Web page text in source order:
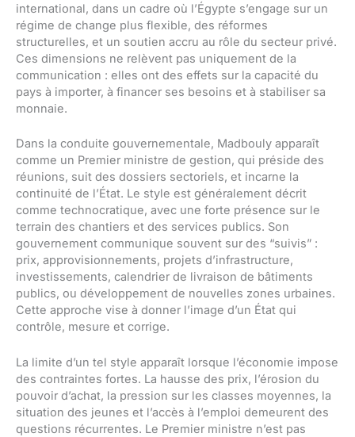
international, dans un cadre où l’Égypte s’engage sur un
régime de change plus flexible, des réformes
structurelles, et un soutien accru au rôle du secteur privé.
Ces dimensions ne relèvent pas uniquement de la
communication : elles ont des effets sur la capacité du
pays à importer, à financer ses besoins et à stabiliser sa
monnaie.
Dans la conduite gouvernementale, Madbouly apparaît
comme un Premier ministre de gestion, qui préside des
réunions, suit des dossiers sectoriels, et incarne la
continuité de l’État. Le style est généralement décrit
comme technocratique, avec une forte présence sur le
terrain des chantiers et des services publics. Son
gouvernement communique souvent sur des “suivis” :
prix, approvisionnements, projets d’infrastructure,
investissements, calendrier de livraison de bâtiments
publics, ou développement de nouvelles zones urbaines.
Cette approche vise à donner l’image d’un État qui
contrôle, mesure et corrige.
La limite d’un tel style apparaît lorsque l’économie impose
des contraintes fortes. La hausse des prix, l’érosion du
pouvoir d’achat, la pression sur les classes moyennes, la
situation des jeunes et l’accès à l’emploi demeurent des
questions récurrentes. Le Premier ministre n’est pas